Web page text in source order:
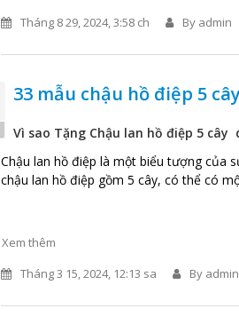
Tháng 8 29, 2024, 3:58 ch
By admin
33 mẫu chậu hồ điệp 5
Vì sao Tặng Chậu lan hồ điệp 5
Chậu lan hồ điệp là một biểu tượng của
chậu lan hồ điệp gồm 5 cây, có thể có
Xem thêm
Tháng 3 15, 2024, 12:13 sa
By admin